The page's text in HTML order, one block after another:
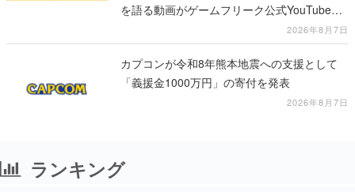
を語る動画がゲームフリーク公式YouTubeで
2026年8月7日
カプコンが令和8年熊本地震への支援として
「義援金1000万円」の寄付を発表
2026年8月7日
ランキング